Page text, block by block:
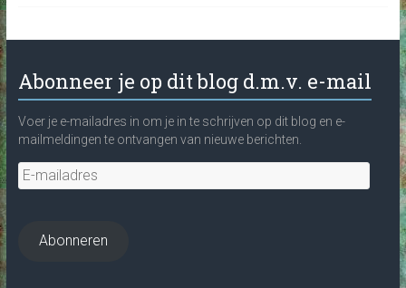
Abonneer je op dit blog d.m.v. e-mail
Voer je e-mailadres in om je in te schrijven op dit blog en e-
mailmeldingen te ontvangen van nieuwe berichten.
E-
mailadres
Abonneren